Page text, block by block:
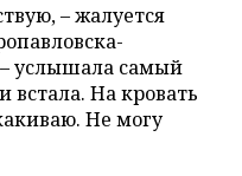
– жалуется
– услышала самый
На кровать
Не могу